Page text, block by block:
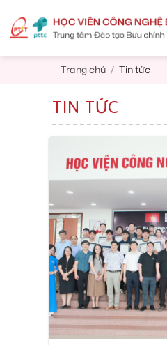
content
Trang chủ / Tin tức
TIN TỨC